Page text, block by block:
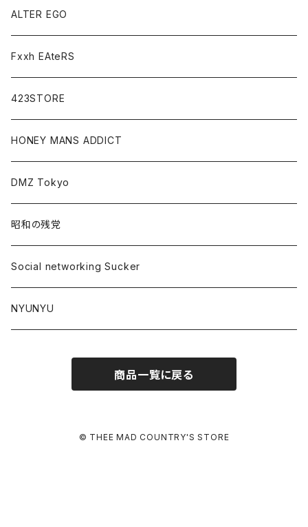
ALTER EGO
Fxxh EAteRS
423STORE
HONEY MANS ADDICT
DMZ Tokyo
昭和の残党
Social networking Sucker
NYUNYU
商品一覧に戻る
© THEE MAD COUNTRY'S STORE